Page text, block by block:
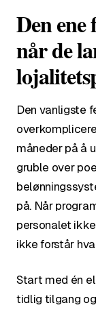
Den
når de
Den vanligste
måneder på å
gruble over
på. Når
personalet
ikke forstår
Start med én
tidlig tilgang